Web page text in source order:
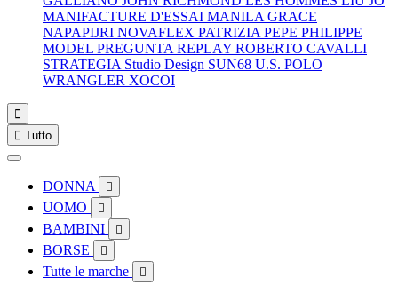
MANIFACTURE D'ESSAI MANILA GRACE
NAPAPIJRI NOVAFLEX PATRIZIA PEPE PHILIPPE
MODEL PREGUNTA REPLAY ROBERTO CAVALLI
STRATEGIA Studio Design SUN68 U.S. POLO
WRANGLER XOCOI

 Tutto
DONNA 
UOMO 
BAMBINI 
BORSE 
Tutte le marche 